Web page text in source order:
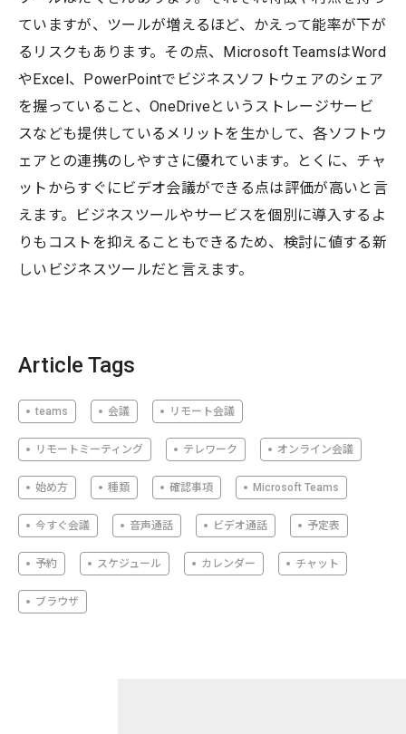
ていますが、ツールが増えるほど、かえって能率が下が
るリスクもあります。その点、Microsoft TeamsはWord
やExcel、PowerPointでビジネスソフトウェアのシェア
を握っていること、OneDriveというストレージサービ
スなども提供しているメリットを生かして、各ソフトウ
ェアとの連携のしやすさに優れています。とくに、チャ
ットからすぐにビデオ会議ができる点は評価が高いと言
えます。ビジネスツールやサービスを個別に導入するよ
りもコストを抑えることもできるため、検討に値する新
しいビジネスツールだと言えます。
Article Tags
teams 会議 リモート会議
リモートミーティング テレワーク オンライン会議
始め方 種類 確認事項 Microsoft Teams
今すぐ会議 音声通話 ビデオ通話 予定表
予約 スケジュール カレンダー チャット
ブラウザ